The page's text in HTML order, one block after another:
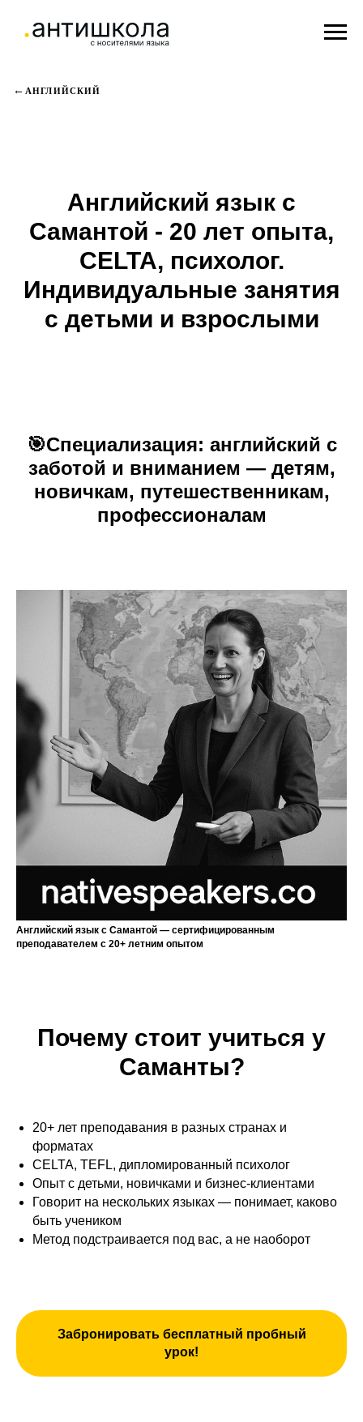
АНГЛИЙСКИЙ
Английский язык с
Самантой - 20 лет опыта,
CELTA, психолог.
Индивидуальные занятия
с детьми и взрослыми
🎯Специализация: английский с
заботой и вниманием — детям,
новичкам, путешественникам,
профессионалам
Английский язык с Самантой — сертифицированным
преподавателем с 20+ летним опытом
Почему стоит учиться у
Саманты?
20+ лет преподавания в разных странах и
форматах
CELTA, TEFL, дипломированный психолог
Опыт с детьми, новичками и бизнес-клиентами
Говорит на нескольких языках — понимает, каково
быть учеником
Метод подстраивается под вас, а не наоборот
Забронировать бесплатный пробный
урок!